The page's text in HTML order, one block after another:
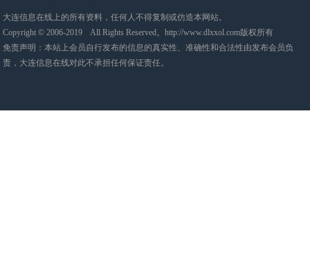
大连信息在线上的所有资料，任何人不得复制或仿造本网站。
Copyright © 2006-2019 All Rights Reserved。http://www.dlxxol.com版权所有
免责声明：本站上会员自行发布的信息的真实性、准确性和合法性由发布会员负
责，大连信息在线对此不承担任何保证责任。